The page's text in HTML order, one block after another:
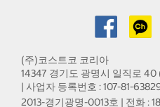
(주)코스트코 코리아
14347 경기도 광명시 일직로 40
| 사업자 등록번호 : 107-81-
2013-경기광명-0013호 | 전화 :